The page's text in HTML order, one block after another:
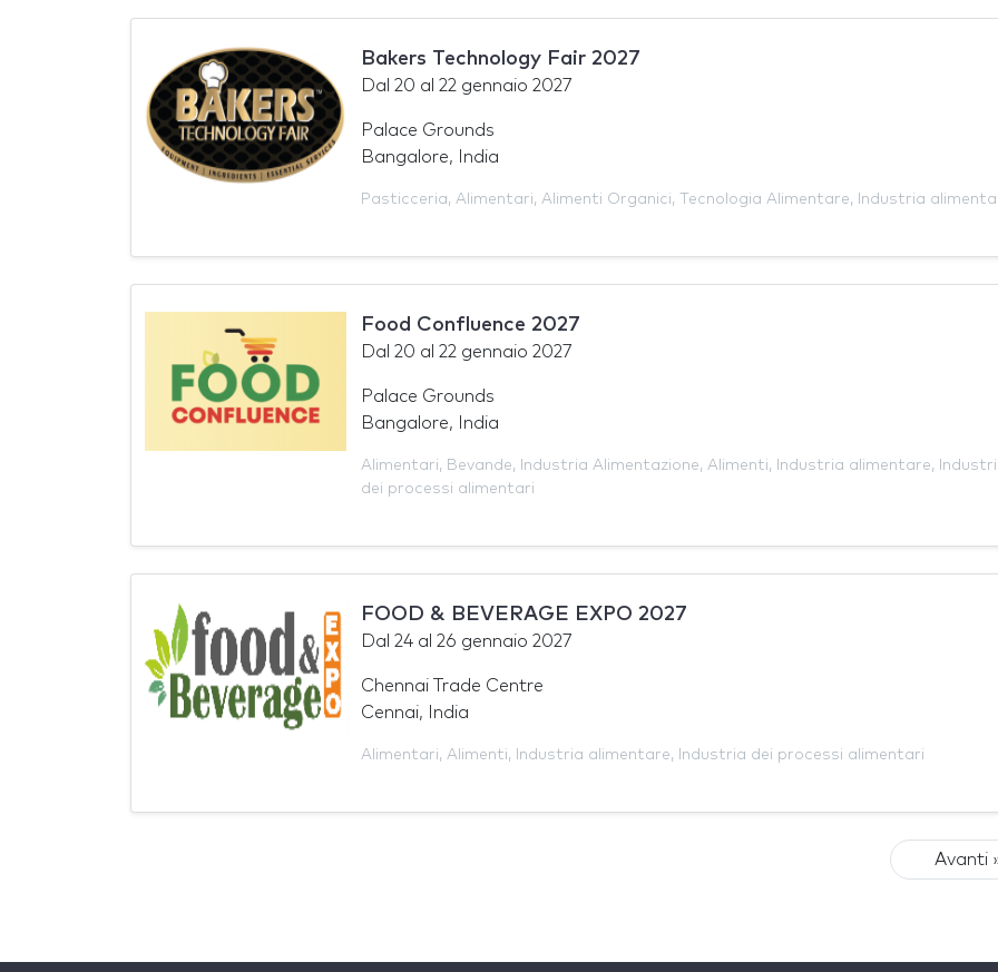
Bakers Technology Fair 2027
Dal 20 al 22 gennaio 2027
Palace Grounds
Bangalore, India
Pasticceria, Alimentari, Alimenti Organici, Tecnologia Alimentare, Industria
Food Confluence 2027
Dal 20 al 22 gennaio 2027
Palace Grounds
Bangalore, India
Alimentari, Bevande, Industria Alimentazione, Alimenti, Industria alimentare,
dei processi alimentari
FOOD & BEVERAGE EXPO 2027
Dal 24al 26 gennaio 2027
Chennai Trade Centre
Cennai, India
Alimentari, Alimenti, Industria alimentare, Industria dei processi alimentari
Avanti